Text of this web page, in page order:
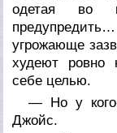
одетая во
угрожающе
худеют ровно
себе целью.
— Но у
Джойс.